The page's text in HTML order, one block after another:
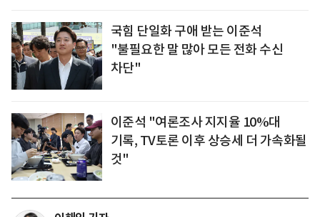
국힘 단일화 구애 받는 이준석
"불필요한 말 많아 모든 전화 수신
차단"
이준석 "여론조사 지지율 10%대
기록, TV토론 이후 상승세 더 가속화될
것"